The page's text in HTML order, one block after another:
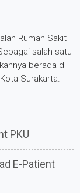
Rumah Sakit
salah satu
berada di
Surakarta.
PKU
E-Patient